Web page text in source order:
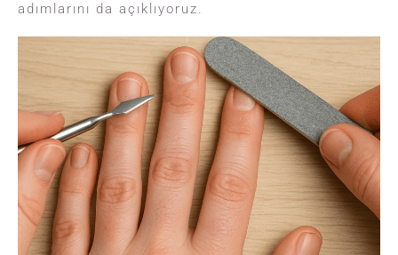
adımlarını da açıklıyoruz.